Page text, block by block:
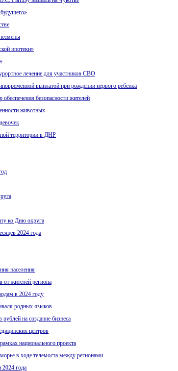
ипотеки»
лечение для участников СВО
выплатой при рождении первого ребенка
безопасности жителей
животных
территории в ДНР
ко Дню округа
2024 года
населения
от жителей региона
в 2024 году
родных языков
на создание бизнеса
центров
национального проекта
в ходе телемоста между регионами
2024 года